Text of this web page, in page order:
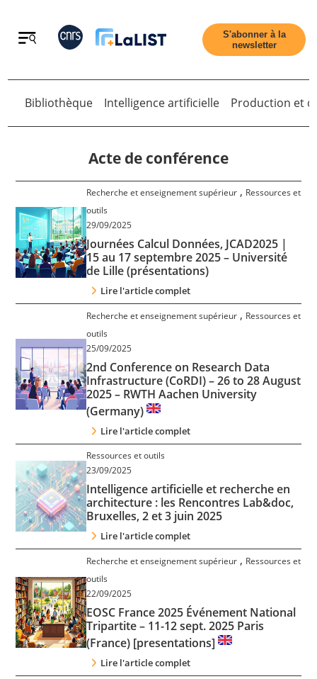
Retour
Accueil
Tous les articles
Qui sommes nous ?
Nous suivre
S'abonner à la
newsletter
Bibliothèque Intelligence artificielle Production et
Acte de conférence
Recherche et enseignement supérieur , Ressources et
outils
29/09/2025
Journées Calcul Données, JCAD2025 |
15 au 17 septembre 2025 – Université
de Lille (présentations)
Lire l'article complet
Recherche et enseignement supérieur , Ressources et
outils
25/09/2025
2nd Conference on Research Data
Infrastructure (CoRDI) – 26 to 28 August
2025 – RWTH Aachen University
(Germany)
Lire l'article complet
Ressources et outils
23/09/2025
Intelligence artificielle et recherche en
architecture : les Rencontres Lab&doc,
Bruxelles, 2 et 3 juin 2025
Lire l'article complet
Recherche et enseignement supérieur , Ressources et
outils
22/09/2025
EOSC France 2025 Événement National
Tripartite – 11-12 sept. 2025 Paris
(France) [presentations]
Lire l'article complet